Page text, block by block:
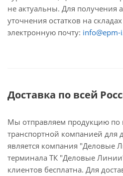
не актуальны. Для получения
уточнения остатков на
электронную почту: info@epm-
Доставка по всей
Мы отправляем продукцию по
транспортной компанией для
является компания "Деловые
терминала ТК "Деловые
клиентов бесплатна. Для